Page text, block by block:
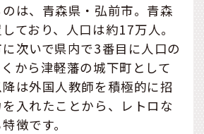
は、青森県・弘前市。青森
ており、人口は約17万人。
次いで県内で3番目に人口の
から津軽藩の城下町として
は外国人教師を積極的に招
入れたことから、レトロな
徴です。